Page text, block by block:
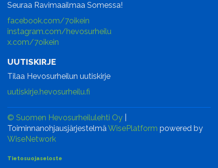
Seuraa Ravimaailmaa Somessa!
facebook.com/7oikein
instagram.com/hevosurheilu
x.com/7oikein
UUTISKIRJE
Tilaa Hevosurheilun uutiskirje
uutiskirje.hevosurheilu.fi
© Suomen Hevosurheilulehti Oy
ToiminnanohjausjärjestelmäWisePlatform powered by
WiseNetwork
Tietosuojaseloste